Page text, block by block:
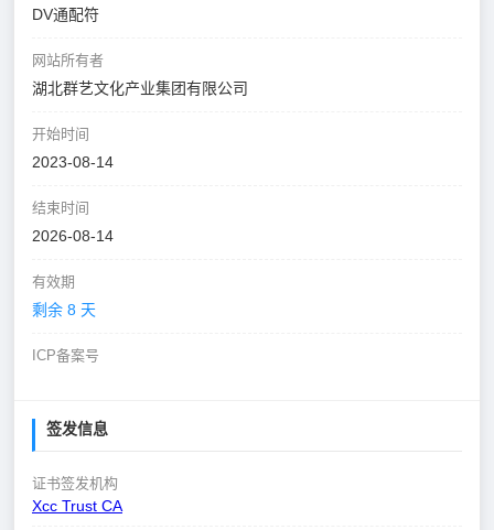
DV通配符
网站所有者
湖北群艺文化产业集团有限公司
开始时间
2023-08-14
结束时间
2026-08-14
有效期
剩余 8 天
ICP备案号
签发信息
证书签发机构
Xcc Trust CA